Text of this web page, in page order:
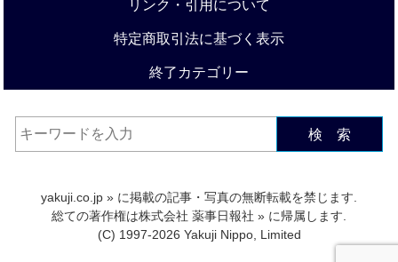
リンク・引用について
特定商取引法に基づく表示
終了カテゴリー
検 索
yakuji.co.jp » に掲載の記事・写真の無断転載を禁じます.
総ての著作権は株式会社 薬事日報社 » に帰属します.
(C) 1997-2026 Yakuji Nippo, Limited